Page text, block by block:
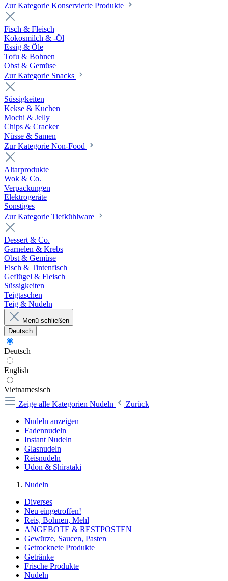
Zur Kategorie Konservierte Produkte
Fisch & Fleisch
Kokosmilch & -Öl
Essig & Öle
Tofu & Bohnen
Obst & Gemüse
Zur Kategorie Snacks
Süssigkeiten
Kekse & Kuchen
Mochi & Jelly
Chips & Cracker
Nüsse & Samen
Zur Kategorie Non-Food
Altarprodukte
Wok & Co.
Verpackungen
Elektrogeräte
Sonstiges
Zur Kategorie Tiefkühlware
Dessert & Co.
Garnelen & Krebs
Obst & Gemüse
Fisch & Tintenfisch
Geflügel & Fleisch
Süssigkeiten
Teigtaschen
Teig & Nudeln
Menü schließen
Deutsch
Deutsch
English
Vietnamesisch
Zeige alle Kategorien Nudeln
Zurück
Nudeln anzeigen
Fadennudeln
Instant Nudeln
Glasnudeln
Reisnudeln
Udon & Shirataki
Nudeln
Diverses
Neu eingetroffen!
Reis, Bohnen, Mehl
ANGEBOTE & RESTPOSTEN
Gewürze, Saucen, Pasten
Getrocknete Produkte
Getränke
Frische Produkte
Nudeln